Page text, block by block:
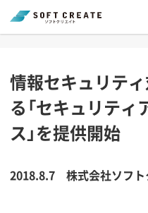
情報セキュリテ
る「セキュリテ
ス」を提供開始
2018.8.7
株式会社ソフ